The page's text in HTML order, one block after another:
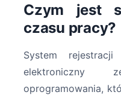
Czym jest
czasu pracy?
System
elektroniczny
oprogramowania,